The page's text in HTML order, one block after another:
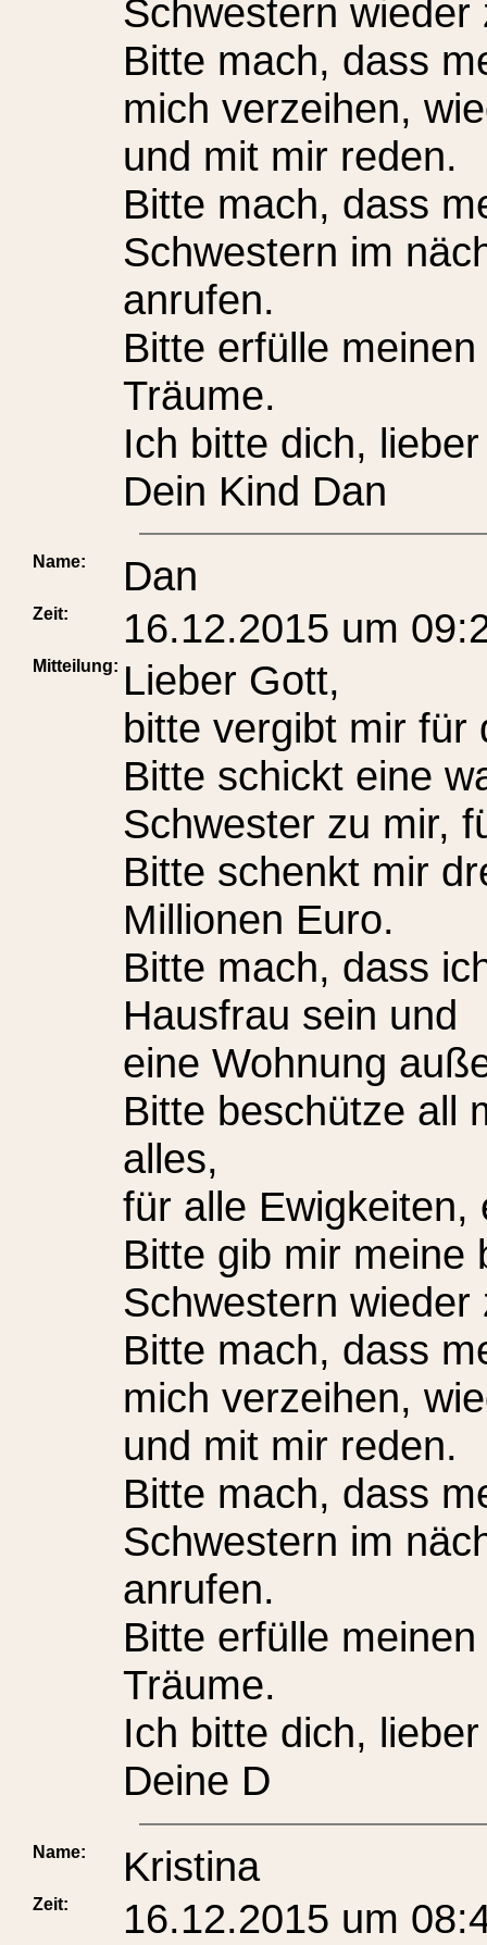
Schwestern wieder
Bitte mach, dass
mich verzeihen,
und mit mir reden.
Bitte mach, dass
Schwestern im
anrufen.
Bitte erfülle
Träume.
Ich bitte dich,
Dein Kind Dan
Name: Dan
Zeit: 16.12.2015 um
Mitteilung: Lieber Gott,
bitte vergibt mir für
Bitte schickt eine
Schwester zu mir,
Bitte schenkt mir
Millionen Euro.
Bitte mach, dass
Hausfrau sein und
eine Wohnung
Bitte beschütze all
alles,
für alle Ewigkeiten,
Bitte gib mir meine
Schwestern wieder
Bitte mach, dass
mich verzeihen,
und mit mir reden.
Bitte mach, dass
Schwestern im
anrufen.
Bitte erfülle
Träume.
Ich bitte dich,
Deine D
Name: Kristina
Zeit: 16.12.2015 um